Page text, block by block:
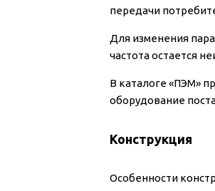
передачи
Для изменения
частота остается
В каталоге «ПЭМ»
оборудование
Конструкция
Особенности